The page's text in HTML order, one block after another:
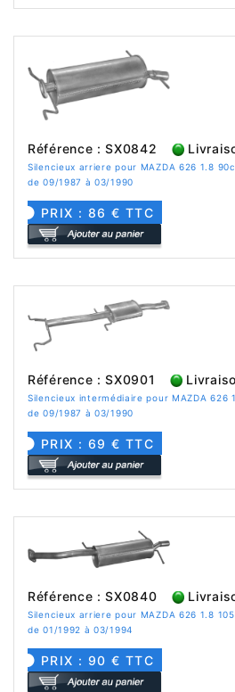
Référence : SX0842
Silencieux arriere pour MAZDA 626 1.8
de 09/1987 à 03/1990
PRIX : 86 € TTC
Référence : SX0901
Silencieux intermédiaire pour MAZDA 626
de 09/1987 à 03/1990
PRIX : 69 € TTC
Référence : SX0840
Silencieux arriere pour MAZDA 626 1.8
de 01/1992 à 03/1994
PRIX : 90 € TTC